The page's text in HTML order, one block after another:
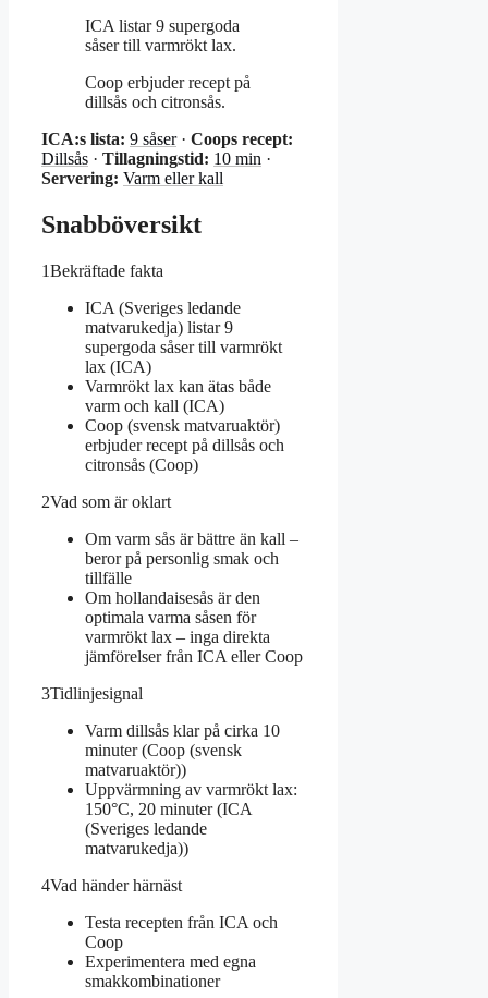
ICA listar 9 supergoda
såser till varmrökt lax.
Coop erbjuder recept på
dillsås och citronsås.
ICA:s lista: 9 såser· Coops recept:
Dillsås · Tillagningstid: 10 min ·
Servering: Varm eller kall
Snabböversikt
1Bekräftade fakta
ICA (Sveriges ledande
matvarukedja) listar 9
supergoda såser till varmrökt
lax (ICA)
Varmrökt lax kan ätas både
varm och kall (ICA)
Coop (svensk matvaruaktör)
erbjuder recept på dillsås och
citronsås (Coop)
2Vad som är oklart
Om varm sås är bättre än kall –
beror på personlig smak och
tillfälle
Om hollandaisesås är den
optimala varma såsen för
varmrökt lax – inga direkta
jämförelser från ICA eller Coop
3Tidlinjesignal
Varm dillsås klar på cirka 10
minuter (Coop (svensk
matvaruaktör))
Uppvärmning av varmrökt lax:
150°C, 20 minuter (ICA
(Sveriges ledande
matvarukedja))
4Vad händer härnäst
Testa recepten från ICA och
Coop
Experimentera med egna
smakkombinationer